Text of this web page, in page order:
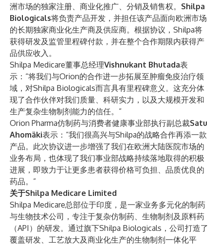
洲市场的独家注册、商业化推广、分销及销售权。 Shilpa
Biologicals将负责产品开发，并担任该产品面向欧洲市场
的长期独家商业化生产商及供应商。根据协议，Shilpa将
获得研发及监管里程碑付款，并在整个合作期限内获得产
品供应收入。
Shilpa Medicare董事总经理Vishnukant Bhutada表
示：“将我们与Orion的合作进一步拓展至肿瘤免疫治疗领
域，对Shilpa Biologicals而言具有里程碑意义。这充分体
现了合作伙伴对我们质量、科研实力，以及大规模开发和
生产复杂生物制剂能力的信任。”
Orion Pharma仿制药与消费者健康事业部执行副总裁Satu
Ahomäki表示：“我们很高兴与Shilpa的战略合作再添一款
产品。此次协议进一步增强了我们在欧洲大陆医院市场的
业务布局，也体现了我们事业部战略持续落地取得的积极
进展，即致力于让更多患者获得价格可负担、品质优良的
药品。”
关于Shilpa Medicare Limited
Shilpa Medicare总部位于印度，是一家业务多元化的制药
与生物技术公司，专注于复杂仿制药、生物制剂及原料药
（API）的研发。通过旗下Shilpa Biologicals，公司打造了
覆盖研发、工艺放大及商业化生产的生物制剂一体化平